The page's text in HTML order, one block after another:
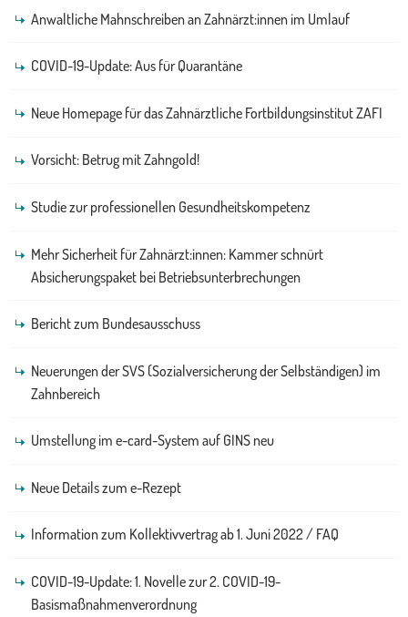
Anwaltliche Mahnschreiben an Zahnärzt:innen im Umlauf
COVID-19-Update: Aus für Quarantäne
Neue Homepage für das Zahnärztliche Fortbildungsinstitut ZAFI
Vorsicht: Betrug mit Zahngold!
Studie zur professionellen Gesundheitskompetenz
Mehr Sicherheit für Zahnärzt:innen: Kammer schnürt
Absicherungspaket bei Betriebsunterbrechungen
Bericht zum Bundesausschuss
Neuerungen der SVS (Sozialversicherung der Selbständigen) im
Zahnbereich
Umstellung im e-card-System auf GINS neu
Neue Details zum e-Rezept
Information zum Kollektivvertrag ab 1. Juni 2022 / FAQ
COVID-19-Update: 1. Novelle zur 2. COVID-19-
Basismaßnahmenverordnung